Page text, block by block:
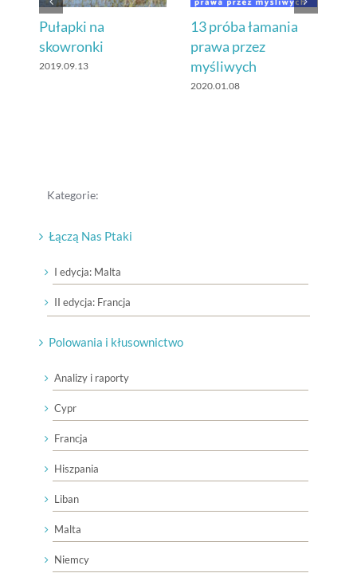
Pułapki na
skowronki
2019.09.13
13 próba łamania
prawa przez
myśliwych
2020.01.08
Kategorie:
Łączą Nas Ptaki
I edycja: Malta
II edycja: Francja
Polowania i kłusownictwo
Analizy i raporty
Cypr
Francja
Hiszpania
Liban
Malta
Niemcy